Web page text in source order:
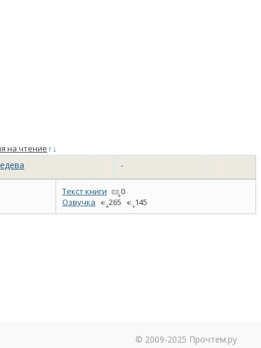
на чтение↑ ↓
-
Текст книги
0
Озвучка
265 145
© 2009-2025 Прочтем.ру